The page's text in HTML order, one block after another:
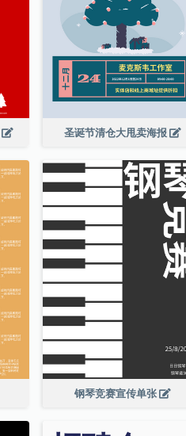
圣诞节清仓大甩卖海报
钢琴竞赛宣传单张